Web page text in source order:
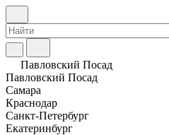
Павловский Посад
Павловский Посад
Самара
Краснодар
Санкт-Петербург
Екатеринбург